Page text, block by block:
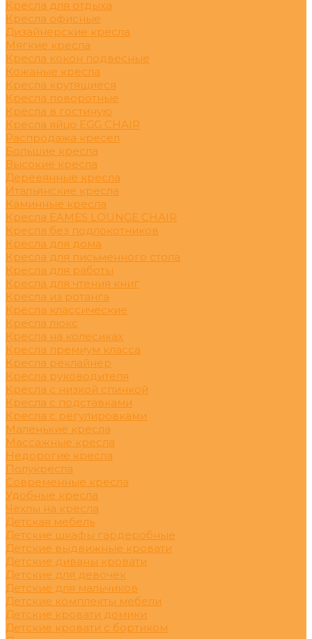
Кресла для отдыха
Кресла офисные
Дизайнерские кресла
Мягкие кресла
Кресла кокон подвесные
Кожаные кресла
Кресла крутящиеся
Кресла поворотные
Кресла в гостиную
Кресла яйцо EGG CHAIR
Распродажа кресел
Большие кресла
Высокие кресла
Деревянные кресла
Итальянские кресла
Каминные кресла
Кресла EAMES LOUNGE CHAIR
Кресла без подлокотников
Кресла для дома
Кресла для письменного стола
Кресла для работы
Кресла для чтения книг
Кресла из ротанга
Кресла классические
Кресла люкс
Кресла на колесиках
Кресла премиум класса
Кресла реклайнер
Кресла руководителя
Кресла с низкой спинкой
Кресла с подставками
Кресла с регулировками
Маленькие кресла
Массажные кресла
Недорогие кресла
Полукресла
Современные кресла
Удобные кресла
Чехлы на кресла
Детская мебель
Детские шкафы гардеробные
Детские выдвижные кровати
Детские диваны кровати
Детские для девочек
Детские для мальчиков
Детские комплекты мебели
Детские кровати домики
Детские кровати с бортиком